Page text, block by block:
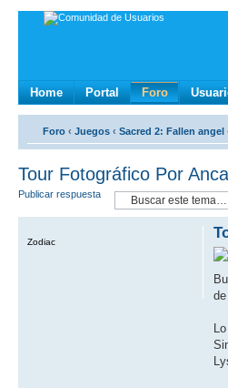
Home Portal Foro
Foro ‹ Juegos ‹ Sacred 2: Fallen angel
Tour Fotográfico Por
Publicar respuesta
Zodiac